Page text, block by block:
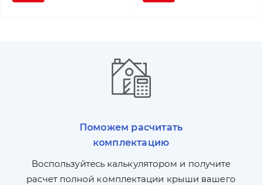
Поможем расчитать
комплектацию
Воспользуйтесь калькулятором и получите
расчет полной комплектации крыши вашего